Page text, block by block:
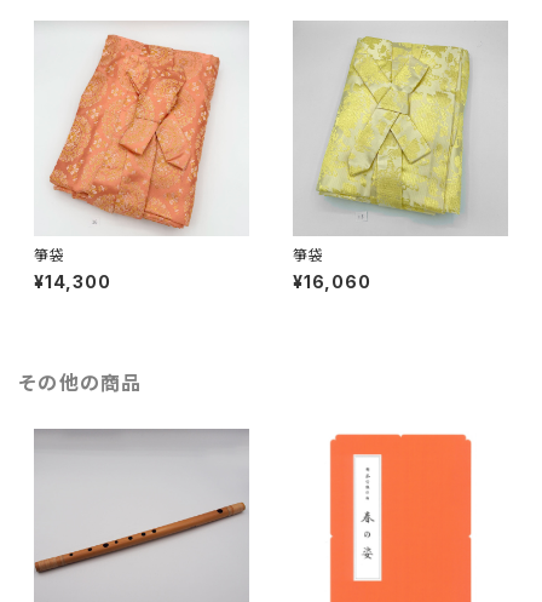
箏袋
¥14,300
箏袋
¥16,060
その他の商品